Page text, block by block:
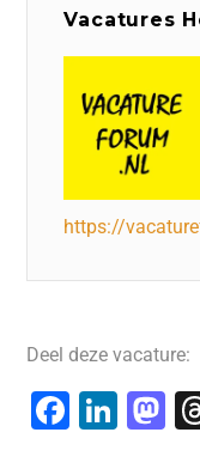
Vacatures
https://
Deel deze vacature:
F
Li M